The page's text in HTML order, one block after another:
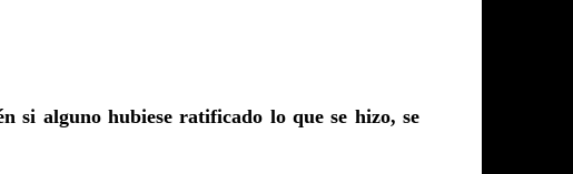
si alguno hubiese ratificado lo que se hizo, se